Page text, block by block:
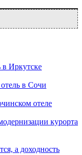
Иркутске
в Сочи
отеле
курорта
а доходность